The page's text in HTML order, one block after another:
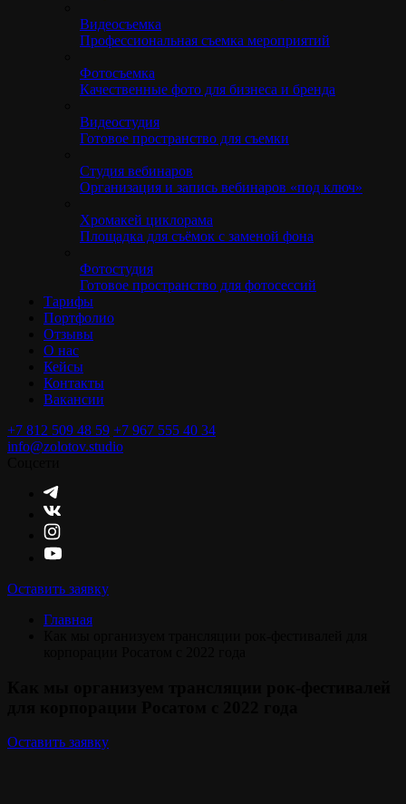
Видеосъемка
Профессиональная съемка мероприятий
Фотосъемка
Качественные фото для бизнеса и бренда
Видеостудия
Готовое пространство для съемки
Студия вебинаров
Организация и запись вебинаров «под ключ»
Хромакей циклорама
Площадка для съёмок с заменой фона
Фотостудия
Готовое пространство для фотосессий
Тарифы
Портфолио
Отзывы
О нас
Кейсы
Контакты
Вакансии
+7 812 509 48 59 +7 967 555 40 34
info@zolotov.studio
Оставить заявку
Главная
Оставить заявку